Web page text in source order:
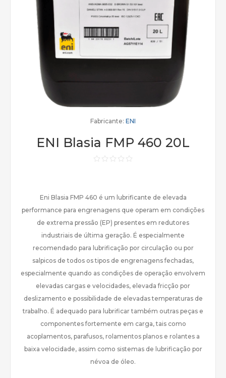
Fabricante: ENI
ENI Blasia FMP 460 20L
Eni Blasia FMP 460 é um lubrificante de elevada
performance para engrenagens que operam em condições
de extrema pressão (EP) presentes em redutores
industriais de última geração. É especialmente
recomendado para lubrificação por circulação ou por
salpicos de todos os tipos de engrenagens fechadas,
especialmente quando as condições de operação envolvem
elevadas cargas e velocidades, elevada fricção por
deslizamento e possibilidade de elevadas temperaturas de
trabalho. É adequado para lubrificar também outras peças e
componentes fortemente em carga, tais como
acoplamentos, parafusos, rolamentos planos e rolantes a
baixa velocidade, assim como sistemas de lubrificação por
névoa de óleo.